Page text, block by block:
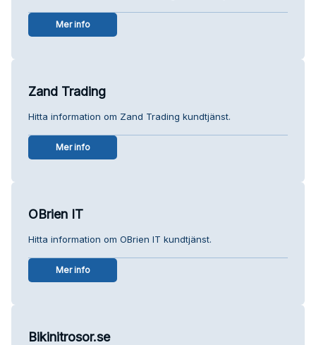
Mer info
Zand Trading
Hitta information om Zand Trading kundtjänst.
Mer info
OBrien IT
Hitta information om OBrien IT kundtjänst.
Mer info
Bikinitrosor.se